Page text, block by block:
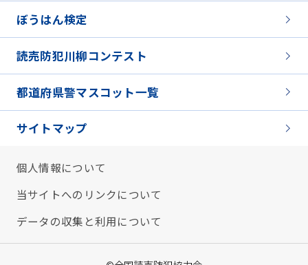
ぼうはん検定
読売防犯川柳コンテスト
都道府県警マスコット一覧
サイトマップ
個人情報について
当サイトへのリンクについて
データの収集と利用について